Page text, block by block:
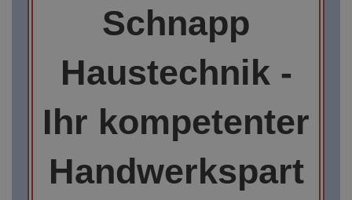
Schnapp
Haustechnik -
Ihr kompetenter
Handwerkspart